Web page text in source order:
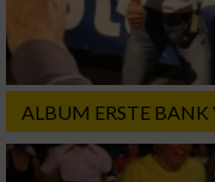
ALBUM ERSTE
Wir nutzen Ihre Daten für
IAB-Verarbeitungszwecke:
Speichern von oder
Verwendung
von Werbeanzeigen